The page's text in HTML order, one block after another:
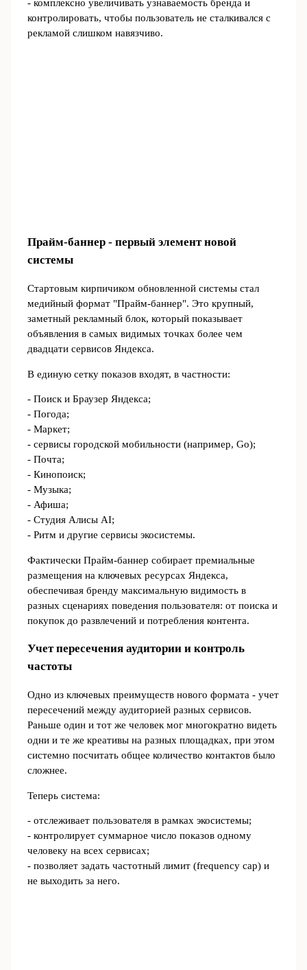
- комплексно увеличивать узнаваемость бренда и
контролировать, чтобы пользователь не сталкивался с
рекламой слишком навязчиво.
Прайм-баннер - первый элемент новой
системы
Стартовым кирпичиком обновленной системы стал
медийный формат "Прайм-баннер". Это крупный,
заметный рекламный блок, который показывает
объявления в самых видимых точках более чем
двадцати сервисов Яндекса.
В единую сетку показов входят, в частности:
- Поиск и Браузер Яндекса;
- Погода;
- Маркет;
- сервисы городской мобильности (например, Go);
- Почта;
- Кинопоиск;
- Музыка;
- Афиша;
- Студия Алисы AI;
- Ритм и другие сервисы экосистемы.
Фактически Прайм-баннер собирает премиальные
размещения на ключевых ресурсах Яндекса,
обеспечивая бренду максимальную видимость в
разных сценариях поведения пользователя: от поиска и
покупок до развлечений и потребления контента.
Учет пересечения аудитории и контроль
частоты
Одно из ключевых преимуществ нового формата - учет
пересечений между аудиторией разных сервисов.
Раньше один и тот же человек мог многократно видеть
одни и те же креативы на разных площадках, при этом
системно посчитать общее количество контактов было
сложнее.
Теперь система:
- отслеживает пользователя в рамках экосистемы;
- контролирует суммарное число показов одному
человеку на всех сервисах;
- позволяет задать частотный лимит (frequency cap) и
не выходить за него.